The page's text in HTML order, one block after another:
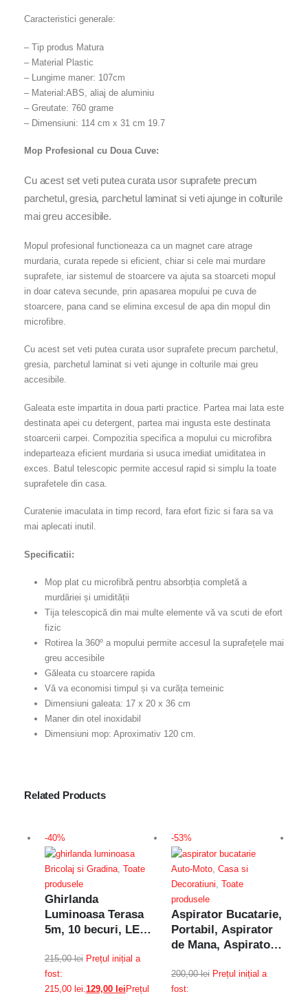
Caracteristici generale:
– Tip produs Matura
– Material Plastic
– Lungime maner: 107cm
– Material:ABS, aliaj de aluminiu
– Greutate: 760 grame
– Dimensiuni: 114 cm x 31 cm 19.7
Mop Profesional cu Doua Cuve:
Cu acest set veti putea curata usor suprafete precum
parchetul, gresia, parchetul laminat si veti ajunge in colturile
mai greu accesibile.
Mopul profesional functioneaza ca un magnet care atrage
murdaria, curata repede si eficient, chiar si cele mai murdare
suprafete, iar sistemul de stoarcere va ajuta sa stoarceti mopul
in doar cateva secunde, prin apasarea mopului pe cuva de
stoarcere, pana cand se elimina excesul de apa din mopul din
microfibre.
Cu acest set veti putea curata usor suprafete precum parchetul,
gresia, parchetul laminat si veti ajunge in colturile mai greu
accesibile.
Galeata este impartita in doua parti practice. Partea mai lata este
destinata apei cu detergent, partea mai ingusta este destinata
stoarcerii carpei. Compozitia specifica a mopului cu microfibra
indeparteaza eficient murdaria si usuca imediat umiditatea in
exces. Batul telescopic permite accesul rapid si simplu la toate
suprafetele din casa.
Curatenie imaculata in timp record, fara efort fizic si fara sa va
mai aplecati inutil.
Specificatii:
Mop plat cu microfibră pentru absorbția completă a
murdăriei și umidității
Tija telescopică din mai multe elemente vă va scuti de efort
fizic
Rotirea la 360º a mopului permite accesul la suprafețele mai
greu accesibile
Găleata cu stoarcere rapida
Vă va economisi timpul și va curăța temeinic
Dimensiuni galeata: 17 x 20 x 36 cm
Maner din otel inoxidabil
Dimensiuni mop: Aproximativ 120 cm.
Related Products
-40%
Bricolaj si Gradina, Toate
produsele
Ghirlanda
Luminoasa Terasa
5m, 10 becuri, LED,
Luminoasa,
Protectie IP65,
Impermeabila cu
215,00lei Prețul inițial a
fost:
215,00 lei. 129,00 leiPrețul
-53%
Auto-Moto, Casa si
Decoratiuni Toate
produsele
Aspirator Bucatarie,
Portabil, Aspirator
de Mana, Aspirator
Scrum, Frimituri,
Tastatura, Birou,
200,00lei Prețul inițial a
fost: